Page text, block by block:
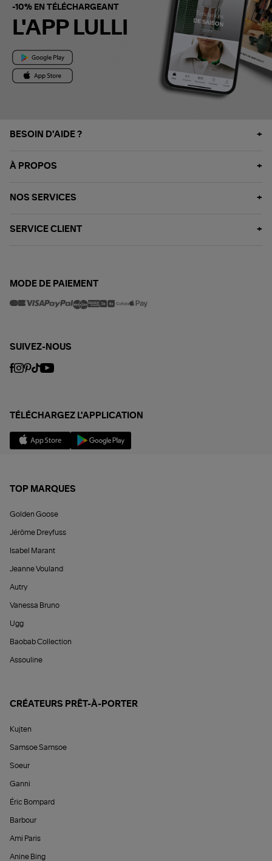
-10% EN TÉLÉCHARGEANT
L'APP LULLI
BESOIN D'AIDE ?
À PROPOS
NOS SERVICES
SERVICE CLIENT
MODE DE PAIEMENT
SUIVEZ-NOUS
TÉLÉCHARGEZ L'APPLICATION
TOP MARQUES
Golden Goose
Jérôme Dreyfuss
Isabel Marant
Jeanne Vouland
Autry
Vanessa Bruno
Ugg
Baobab Collection
Assouline
CRÉATEURS PRÊT-À-PORTER
Kujten
Samsoe Samsoe
Soeur
Ganni
Éric Bompard
Barbour
Ami Paris
Anine Bing